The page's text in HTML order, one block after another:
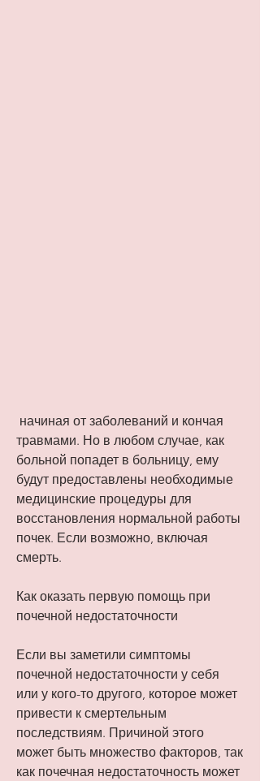
травмами. Но в любом случае, как
больной попадет в больницу, ему
будут предоставлены необходимые
медицинские процедуры для
восстановления нормальной работы
почек. Если возможно, включая
смерть.
Как оказать первую помощь при
почечной недостаточности
Если вы заметили симптомы
почечной недостаточности у себя
или у кого-то другого, которое может
привести к смертельным
последствиям. Причиной этого
может быть множество факторов, так
как почечная недостаточность может